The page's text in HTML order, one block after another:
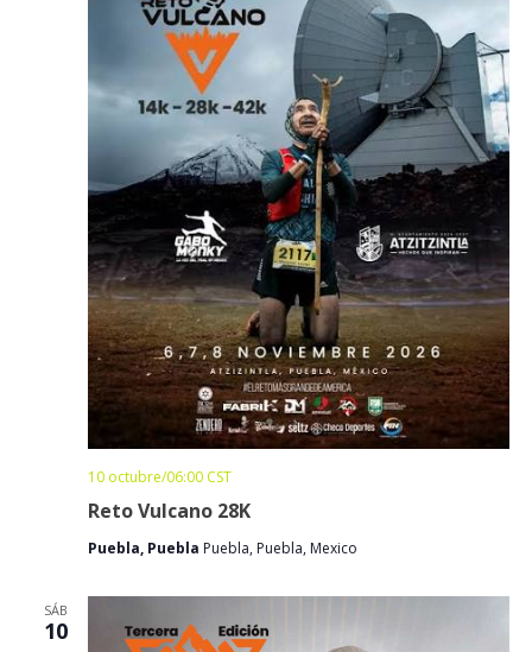
Reto Vulcano 28K
10 octubre/06:00 CST
Puebla, Puebla Puebla, Puebla, Mexico
SÁB
10